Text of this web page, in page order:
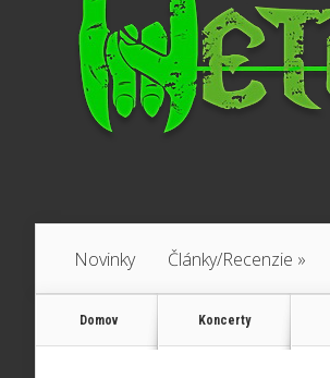
Novinky Články/Recenzie »
Domov Koncerty